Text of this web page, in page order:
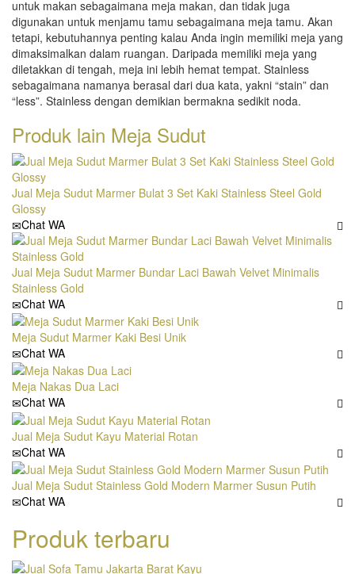
untuk makan sebagaimana meja makan, dan tidak juga
digunakan untuk menjamu tamu sebagaimana meja tamu. Akan
tetapi, kebutuhannya penting kalau Anda ingin memiliki meja yang
dimaksimalkan dalam ruangan. Daripada memiliki meja yang
diletakkan di tengah, meja ini lebih hemat tempat. Stainless
sebagaimana namanya berasal dari dua kata, yakni “stain” dan
“less”. Stainless dengan demikian bermakna sedikit noda.
Produk lain Meja Sudut
Jual Meja Sudut Marmer Bulat 3 Set Kaki Stainless Steel Gold
Glossy
Chat WA
Jual Meja Sudut Marmer Bundar Laci Bawah Velvet Minimalis
Stainless Gold
Chat WA
Meja Sudut Marmer Kaki Besi Unik
Chat WA
Meja Nakas Dua Laci
Chat WA
Jual Meja Sudut Kayu Material Rotan
Chat WA
Jual Meja Sudut Stainless Gold Modern Marmer Susun Putih
Chat WA
Produk terbaru